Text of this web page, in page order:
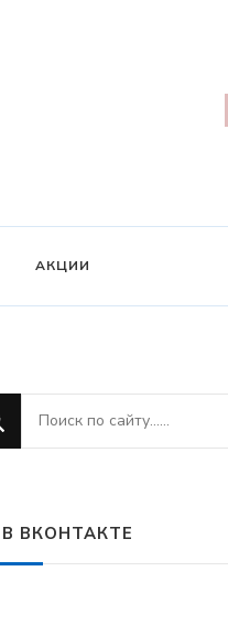
АКЦИИ
Ищите
что-
ВКОНТАКТЕ